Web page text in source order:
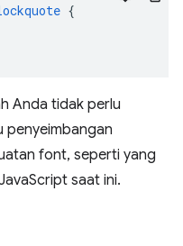
{
Anda tidak perlu
penyeimbangan
font, seperti yang
saat ini.